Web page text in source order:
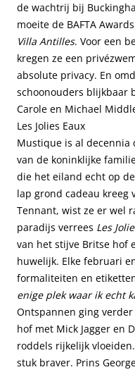
de wachtrij bij
moeite de BAFTA
Villa Antilles. Voor een
kregen ze een
absolute privacy. En
schoonouders blijkbaar
Carole en Michael
Les Jolies Eaux
Mustique is al decennia
van de koninklijke
die het eiland echt op
lap grond cadeau kreeg
Tennant, wist ze er wel
paradijs verrees Les
van het stijve Britse hof
huwelijk. Elke februari
formaliteiten en
enige plek waar ik echt
Ontspannen ging
hof met Mick Jagger en
roddels rijkelijk
stuk braver. Prins